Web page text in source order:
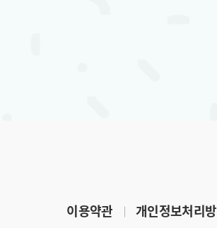
이용약관 개인정보처리